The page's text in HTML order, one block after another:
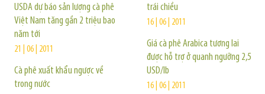
USDA dự báo sản lượng cà phê
Việt Nam tăng gần 2 triệu bao
năm tới
21 | 06 | 2011
Cà phê xuất khẩu ngược về
trong nước
trái chiều
16 | 06 | 2011
Giá cà phê Arabica tương lai
được hỗ trợ ở quanh ngưỡng 2,5
USD/lb
16 | 06 | 2011